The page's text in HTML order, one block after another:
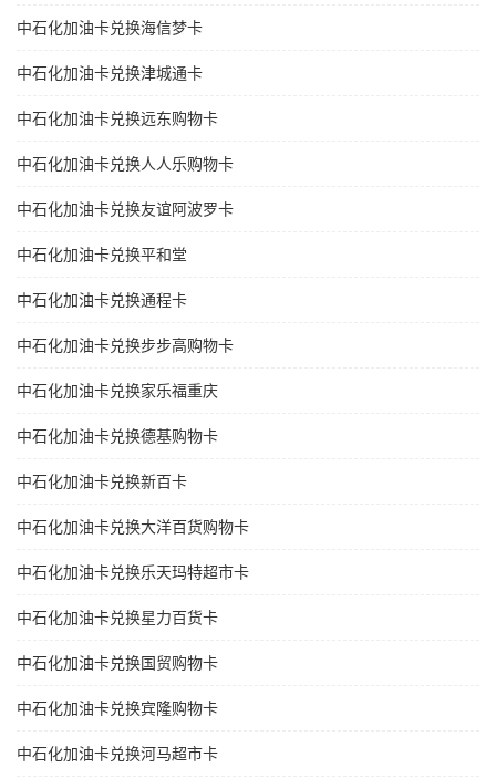
中石化加油卡兑换海信梦卡
中石化加油卡兑换津城通卡
中石化加油卡兑换远东购物卡
中石化加油卡兑换人人乐购物卡
中石化加油卡兑换友谊阿波罗卡
中石化加油卡兑换平和堂
中石化加油卡兑换通程卡
中石化加油卡兑换步步高购物卡
中石化加油卡兑换家乐福重庆
中石化加油卡兑换德基购物卡
中石化加油卡兑换新百卡
中石化加油卡兑换大洋百货购物卡
中石化加油卡兑换乐天玛特超市卡
中石化加油卡兑换星力百货卡
中石化加油卡兑换国贸购物卡
中石化加油卡兑换宾隆购物卡
中石化加油卡兑换河马超市卡